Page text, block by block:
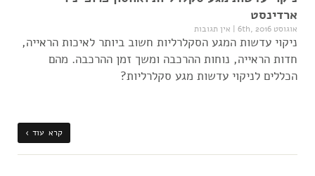
ארדינסט
אוגוסט 6th, 2016 | אין תגובות
ניקוי עדשות המגע הסקלרליות חשוב ביותר לאיכות הראייה,
חדות הראייה, נוחות ההרכבה ומשך זמן ההרכבה. מהם
הכללים לניקוי עדשות מגע סקלרליות?
קרא עוד ›